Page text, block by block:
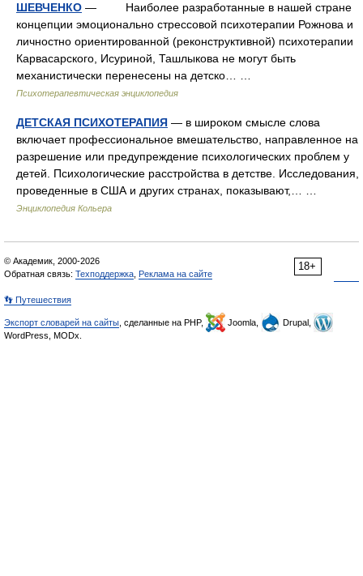
ШЕВЧЕНКО — Наиболее разработанные в нашей стране
концепции эмоционально стрессовой психотерапии Рожнова и
личностно ориентированной (реконструктивной) психотерапии
Карвасарского, Исуриной, Ташлыкова не могут быть
механистически перенесены на детско… …
Психотерапевтическая энциклопедия
ДЕТСКАЯ ПСИХОТЕРАПИЯ — в широком смысле слова
включает профессиональное вмешательство, направленное на
разрешение или предупреждение психологических проблем у
детей. Психологические расстройства в детстве. Исследования,
проведенные в США и других странах, показывают,… …
Энциклопедия Кольера
18+
© Академик, 2000-2026
Обратная связь: Техподдержка Реклама на сайте
👣 Путешествия
Экспорт словарей на сайты , сделанные на PHP, Joomla,
Drupal,
WordPress, MODx.